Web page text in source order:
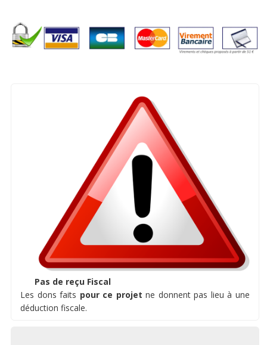
Pas de reçu Fiscal
Les dons faits pour ce projet ne donnent pas lieu à une
déduction fiscale.